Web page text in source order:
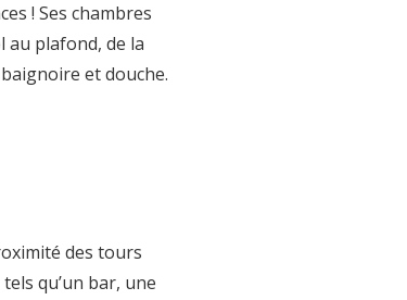
! Ses chambres
au plafond, de la
et douche.
des tours
qu’un bar, une